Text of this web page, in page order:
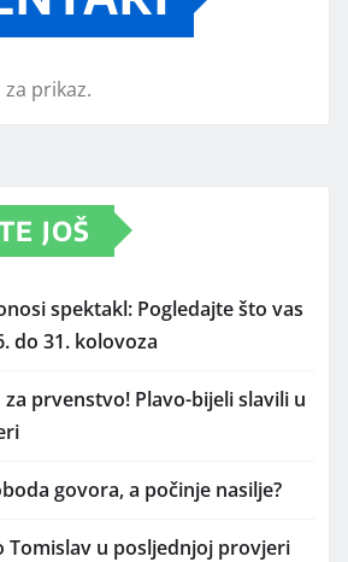
prikaz.
JOŠ
spektakl: Pogledajte što vas
do 31. kolovoza
prvenstvo! Plavo-bijeli slavili u
govora, a počinje nasilje?
Tomislav u posljednjoj provjeri